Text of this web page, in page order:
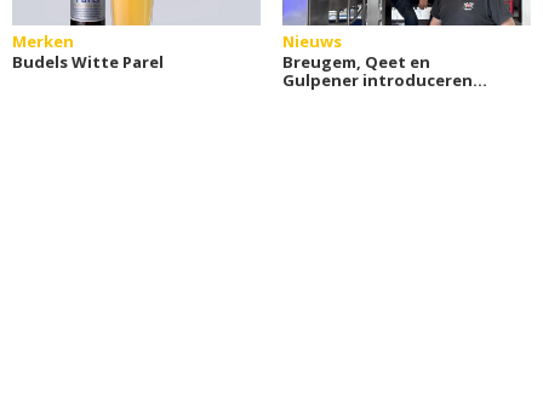
Merken
Budels Witte Parel
Nieuws
Breugem, Qeet en
Gulpener introduceren